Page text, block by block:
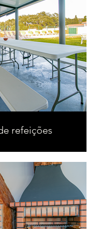
refeições